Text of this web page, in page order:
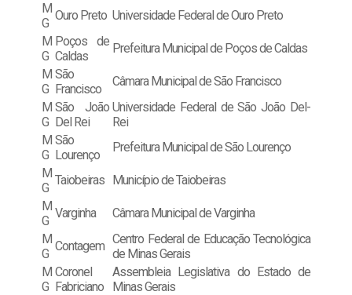
M
G
Ouro Preto Universidade Federal de Ouro Preto
M
G
Poços de
Caldas
Prefeitura Municipal de Poços de Caldas
M
G
São
Francisco
Câmara Municipal de São Francisco
M
G
São João
Del Rei
Universidade Federal de São João Del-
Rei
M
G
São
Lourenço
Prefeitura Municipal de São Lourenço
M
G
Taiobeiras Município de Taiobeiras
M
G
Varginha
Câmara Municipal de Varginha
M
G
Contagem Centro Federal de Educação Tecnológica
de Minas Gerais
M
G
Coronel
Fabriciano
Assembleia Legislativa do Estado de
Minas Gerais